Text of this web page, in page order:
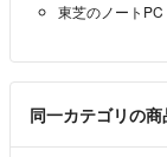
お返事をありがとう
はないでしょうか？
図々しく申し訳あり
ご検討宜しくお願い
東芝のノートPC
同一カテゴリの商